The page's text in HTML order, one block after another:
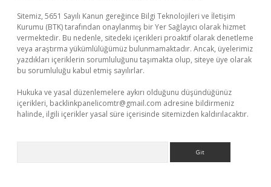
Sitemiz, 5651 Sayılı Kanun gereğince Bilgi Teknolojileri ve İletişim
Kurumu (BTK) tarafından onaylanmış bir Yer Sağlayıcı olarak hizmet
vermektedir. Bu nedenle, sitedeki içerikleri proaktif olarak denetleme
veya araştırma yükümlülüğümüz bulunmamaktadır. Ancak, üyelerimiz
yazdıkları içeriklerin sorumluluğunu taşımakta olup, siteye üye olarak
bu sorumluluğu kabul etmiş sayılırlar.
Hukuka ve yasal düzenlemelere aykırı olduğunu düşündüğünüz
içerikleri, backlinkpanelicomtr@gmail.com adresine bildirmeniz
halinde, ilgili içerikler yasal süre içerisinde sitemizden kaldırılacaktır.